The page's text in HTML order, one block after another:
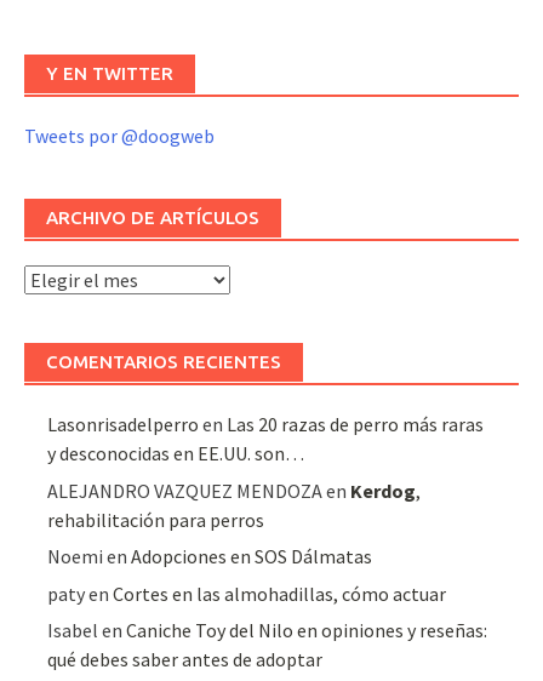
Y EN TWITTER
Tweets por @doogweb
ARCHIVO DE ARTÍCULOS
Archivo
artículos
COMENTARIOS RECIENTES
Lasonrisadelperro en Las 20 razas de perro más raras
y desconocidas en EE.UU. son…
ALEJANDRO VAZQUEZ MENDOZAen Kerdog,
rehabilitación para perros
Noemi enAdopciones en SOS Dálmatas
patyenCortes en las almohadillas, cómo actuar
Isabel enCaniche Toy del Nilo en opiniones y reseñas:
qué debes saber antes de adoptar